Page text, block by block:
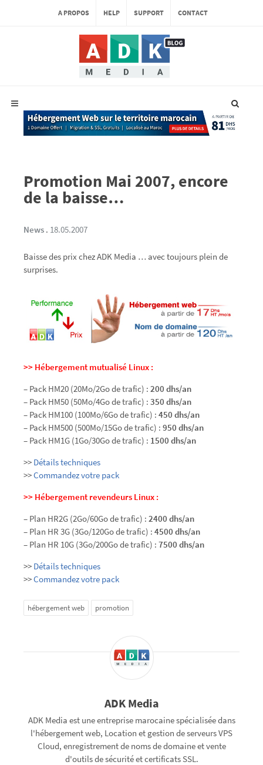
A PROPOS HELP SUPPORT CONTACT
Promotion Mai 2007, encore
de la baisse…
News . 18.05.2007
Baisse des prix chez ADK Media … avec toujours plein de
surprises.
>> Hébergement mutualisé Linux :
– Pack HM20 (20Mo/2Go de trafic) : 200 dhs/an
– Pack HM50 (50Mo/4Go de trafic) : 350 dhs/an
– Pack HM100 (100Mo/6Go de trafic) : 450 dhs/an
– Pack HM500 (500Mo/15Go de trafic) : 950 dhs/an
– Pack HM1G (1Go/30Go de trafic) : 1500 dhs/an
>> Détails techniques
>>Commandez votre pack
>> Hébergement revendeurs Linux :
– Plan HR2G (2Go/60Go de trafic) : 2400 dhs/an
– Plan HR 3G (3Go/120Go de trafic) : 4500 dhs/an
– Plan HR 10G (3Go/200Go de trafic) : 7500 dhs/an
>> Détails techniques
>>Commandez votre pack
hébergement web promotion
ADK Media
ADK Media est une entreprise marocaine spécialisée dans
l'hébergement web, Location et gestion de serveurs VPS
Cloud, enregistrement de noms de domaine et vente
d'outils de sécurité et certificats SSL.